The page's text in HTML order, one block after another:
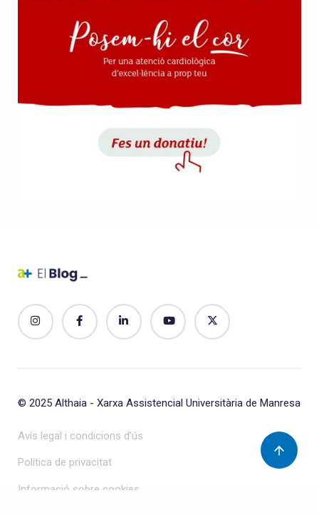
© 2025 Althaia - Xarxa Assistencial Universitària de Manresa
Avís legal i condicions d’ús
Política de privacitat
Informació sobre cookies